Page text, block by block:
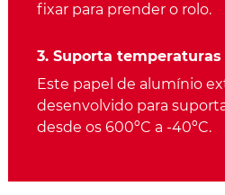
fixar para prender o rolo.
3. Suporta
Este papel de alumínio
desenvolvido para
desde os 600ºC a -40ºC.